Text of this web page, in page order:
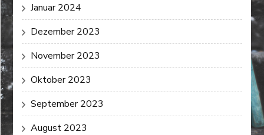
Januar 2024
Dezember 2023
November 2023
Oktober 2023
September 2023
August 2023